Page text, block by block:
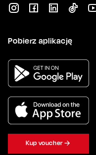
Pobierz aplikację
Kup voucher